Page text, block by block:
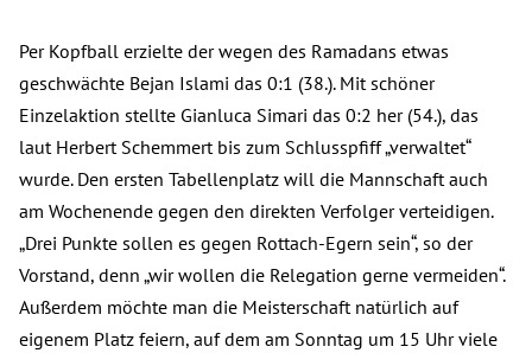
Per Kopfball erzielte der wegen des Ramadans etwas
geschwächte Bejan Islami das 0:1 (38.). Mit schöner
Einzelaktion stellte Gianluca Simari das 0:2 her (54.), das
laut Herbert Schemmert bis zum Schlusspfiff „verwaltet“
wurde. Den ersten Tabellenplatz will die Mannschaft auch
am Wochenende gegen den direkten Verfolger verteidigen.
„Drei Punkte sollen es gegen Rottach-Egern sein“, so der
Vorstand, denn „wir wollen die Relegation gerne vermeiden“.
Außerdem möchte man die Meisterschaft natürlich auf
eigenem Platz feiern, auf dem am Sonntag um 15 Uhr viele